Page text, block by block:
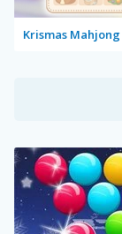
Krismas Mahjong